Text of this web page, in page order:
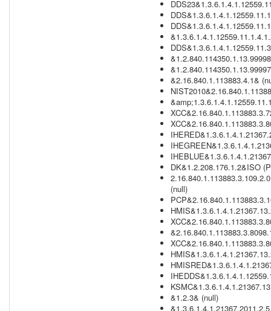
&2.16.840.1.113883.4.1&
DK&1.2.208.176.1.2&ISO
(null)
&1.2.3& (null)